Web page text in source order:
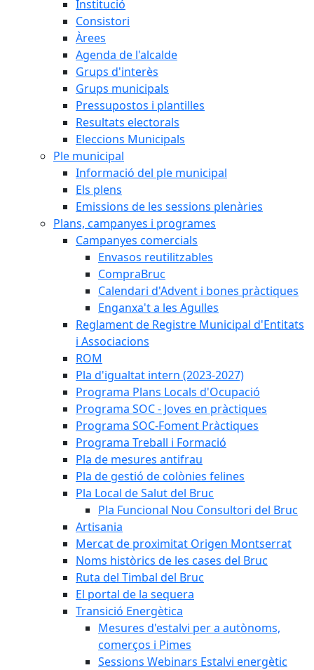
Institució
Consistori
Àrees
Agenda de l'alcalde
Grups d'interès
Grups municipals
Pressupostos i plantilles
Resultats electorals
Eleccions Municipals
Ple municipal
Informació del ple municipal
Els plens
Emissions de les sessions plenàries
Plans, campanyes i programes
Campanyes comercials
Envasos reutilitzables
CompraBruc
Calendari d'Advent i bones pràctiques
Enganxa't a les Agulles
Reglament de Registre Municipal d'Entitats
i Associacions
ROM
Pla d'igualtat intern (2023-2027)
Programa Plans Locals d'Ocupació
Programa SOC - Joves en pràctiques
Programa SOC-Foment Pràctiques
Programa Treball i Formació
Pla de mesures antifrau
Pla de gestió de colònies felines
Pla Local de Salut del Bruc
Pla Funcional Nou Consultori del Bruc
Artisania
Mercat de proximitat Origen Montserrat
Noms històrics de les cases del Bruc
Ruta del Timbal del Bruc
El portal de la sequera
Transició Energètica
Mesures d'estalvi per a autònoms,
comerços i Pimes
Sessions Webinars Estalvi energètic